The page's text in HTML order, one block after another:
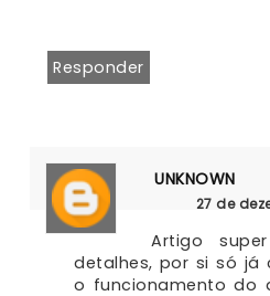
Responder
UNKNOWN
27 de
Artigo
detalhes, por si só já
o funcionamento do